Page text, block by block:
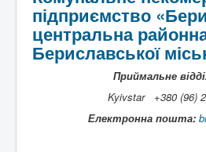
підприємство
центральна
Бериславської
Приймальне
Kyivstar +380 (96)
Електронна пошта: